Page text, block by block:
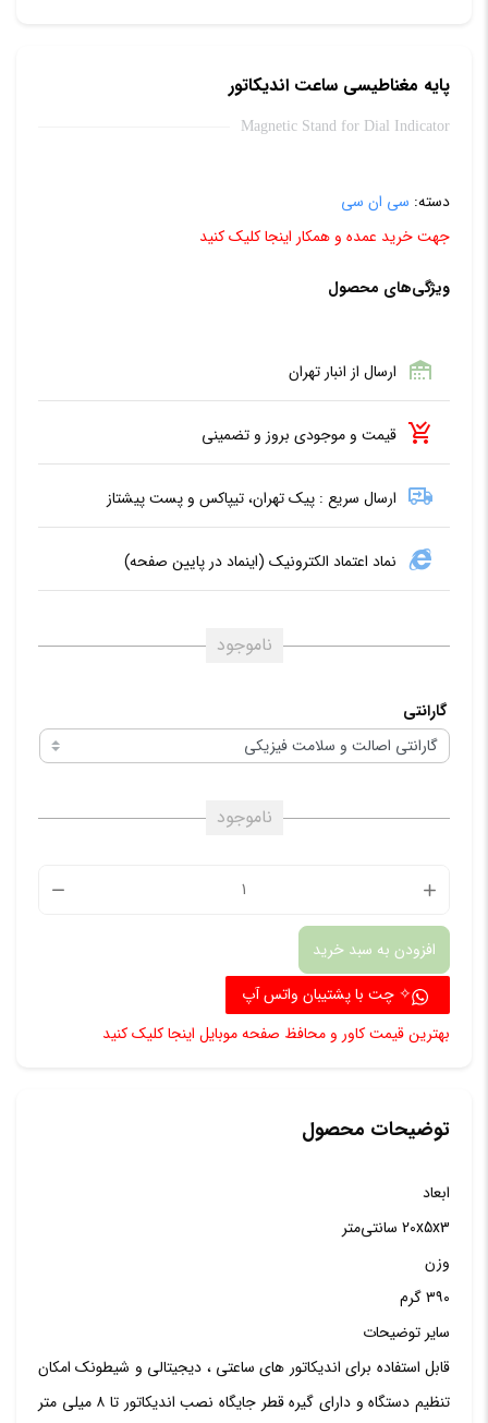
پایه مغناطیسی ساعت اندیکاتور
Magnetic Stand for Dial Indicator
دسته: سی ان سی
جهت خرید عمده و همکار اینجا کلیک کنید
ویژگی‌های محصول
ارسال از انبار تهران
قیمت و موجودی بروز و تضمینی
ارسال سریع : پیک تهران، تیپاکس و پست پیشتاز
نماد اعتماد الکترونیک (اینماد در پایین صفحه)
ناموجود
گارانتی
ناموجود
افزودن به سبد خرید
✧ چت با پشتیبان واتس آپ
بهترین قیمت کاور و محافظ صفحه موبایل اینجا کلیک کنید
توضیحات محصول
ابعاد
20x5x3 سانتی‌متر
وزن
۳۹۰ گرم
سایر توضیحات
قابل استفاده برای اندیکاتور های ساعتی ، دیجیتالی و شیطونک امکان
تنظیم دستگاه و دارای گیره قطر جایگاه نصب اندیکاتور تا ۸ میلی متر